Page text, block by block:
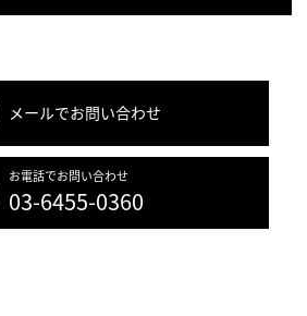
メールでお問い合わせ
お電話でお問い合わせ
03-6455-0360